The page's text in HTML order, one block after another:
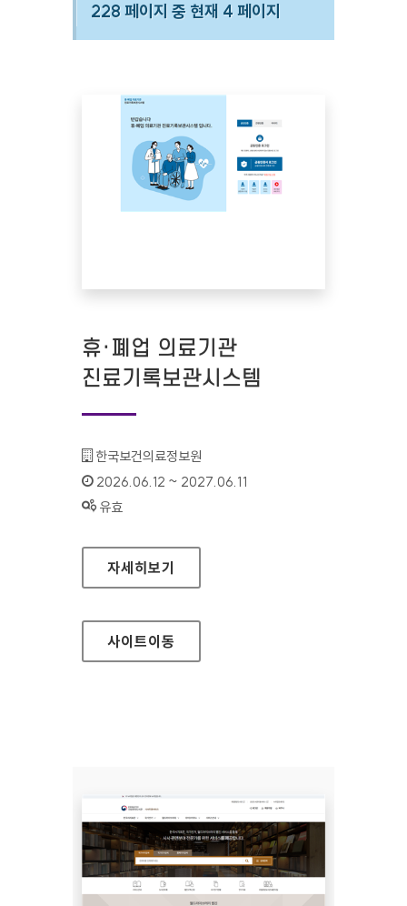
228 페이지 중 현재 4 페이지
휴·폐업 의료기관
진료기록보관시스템
기관명 :
한국보건의료정보원
인증기간 :
2026.06.12 ~ 2027.06.11
상태 :
유효
휴·폐업 의료기관 진료기록보관시스템
자세히보기
사이트이동